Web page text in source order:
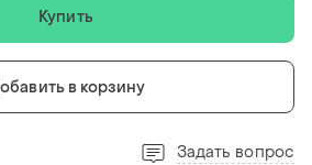
Купить
в корзину
Задать вопрос